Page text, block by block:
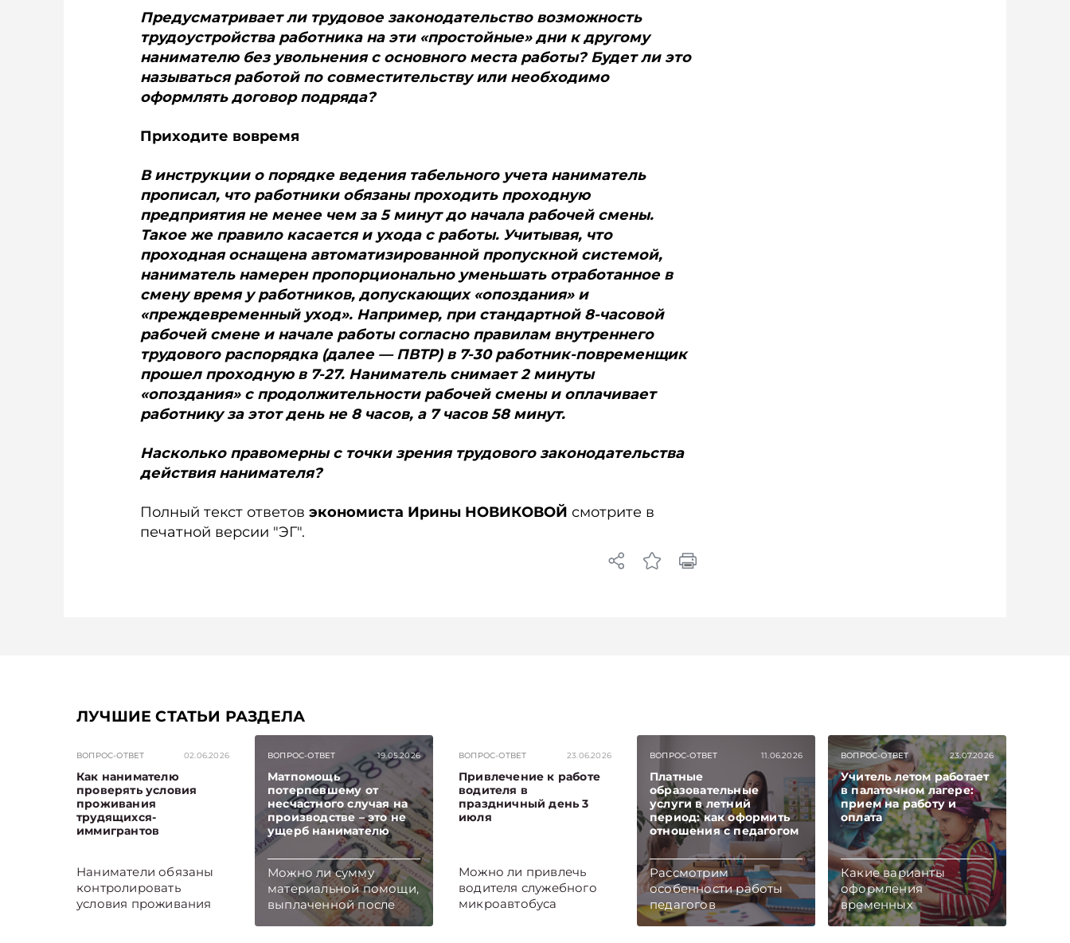
Предусматривает ли трудовое законодательство возможность
трудоустройства работника на эти «простойные» дни к другому
нанимателю без увольнения с основного места работы? Будет ли это
называться работой по совместительству или необходимо
оформлять договор подряда?
Приходите вовремя
В инструкции о порядке ведения табельного учета наниматель
прописал, что работники обязаны проходить проходную
предприятия не менее чем за 5 минут до начала рабочей смены.
Такое же правило касается и ухода с работы. Учитывая, что
проходная оснащена автоматизированной пропускной системой,
наниматель намерен пропорционально уменьшать отработанное в
смену время у работников, допускающих «опоздания» и
«преждевременный уход». Например, при стандартной 8-часовой
рабочей смене и начале работы согласно правилам внутреннего
трудового распорядка (далее — ПВТР) в 7-30 работник-повременщик
прошел проходную в 7-27. Наниматель снимает 2 минуты
«опоздания» с продолжительности рабочей смены и оплачивает
работнику за этот день не 8 часов, а 7 часов 58 минут.
Насколько правомерны с точки зрения трудового законодательства
действия нанимателя?
Полный текст ответов экономиста Ирины НОВИКОВОЙ смотрите в
печатной версии "ЭГ".
ЛУЧШИЕ СТАТЬИ РАЗДЕЛА
ВОПРОС-ОТВЕТ 02.06.2026
Как нанимателю
проверять условия
проживания
трудящихся-
иммигрантов
Наниматели обязаны
контролировать
условия проживания
ВОПРОС-ОТВЕТ 19.05.2026
Матпомощь
потерпевшему от
несчастного случая на
производстве – это не
ущерб нанимателю
Можно ли сумму
материальной помощи,
выплаченной после
несчастного случая на
ВОПРОС-ОТВЕТ 23.06.2026
Привлечение к работе
водителя в
праздничный день 3
июля
Можно ли привлечь
водителя служебного
микроавтобуса
ВОПРОС-ОТВЕТ 11.06.2026
Платные
образовательные
услуги в летний
период: как оформить
отношения с педагогом
Рассмотрим
особенности работы
педагогов
дополнительного
ВОПРОС-ОТВЕТ 23.07.2026
Учитель летом работает
в палаточном лагере:
прием на работу и
оплата
Какие варианты
оформления
временных
сотрудников на работу